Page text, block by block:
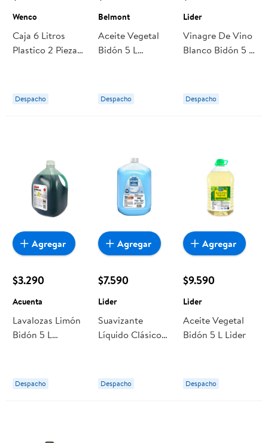
Wenco
Caja 6 Litros
Plastico 2 Piezas
Despacho
Belmont
Aceite Vegetal
Bidón 5 L
Despacho
Lider
Vinagre De Vino
Blanco Bidón 5 L
Despacho
$3.290
Acuenta
Lavalozas Limón
Bidón 5 L
Despacho
Agregar
$7.590
Lider
Suavizante
Líquido Clásico
Despacho
Agregar
$9.590
Lider
Aceite Vegetal
Bidón 5 L Lider
Despacho
Agregar